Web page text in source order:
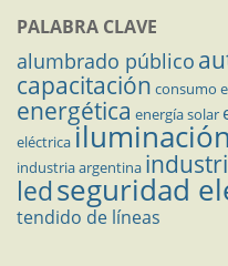
PALABRA CLAVE
alumbrado público
capacitación consumo
energética energía solar
eléctricailuminación
industria argentina
ledseguridad
tendido de líneas